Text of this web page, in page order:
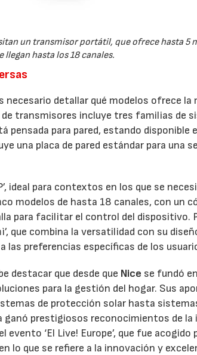
un transmisor portátil, que ofrece hasta 5
llegan hasta los 18 canales.
detallar qué modelos ofrece la
de transmisores incluye tres familias de
pensada para pared, estando disponible
una placa de pared estándar para una
ideal para contextos en los que se
modelos de hasta 18 canales, con un
para facilitar el control del dispositivo.
que combina la versatilidad con su
las preferencias específicas de los
destacar que desde que Nice se fundó
para la gestión del hogar. Sus
de protección solar hasta
ganó prestigiosos reconocimientos de la
evento ‘El Live! Europe’, que fue acogido
lo que se refiere a la innovación y